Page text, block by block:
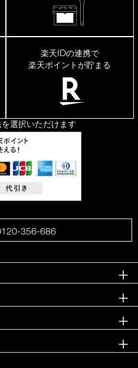
楽天IDの連携で
楽天ポイントが貯まる
選択いただけます
356-686